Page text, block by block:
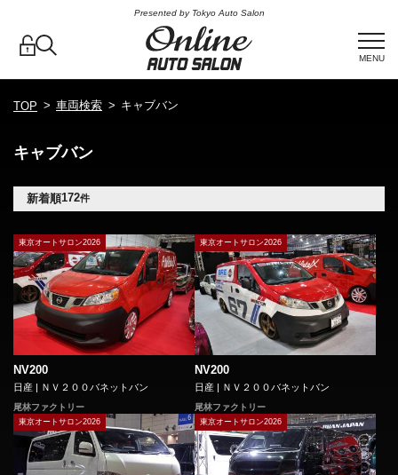
Presented by Tokyo Auto Salon
MENU
TOP 車両検索 キャブバン
キャブバン
新着順172件
東京オートサロン2026
NV200
日産 | ＮＶ２００バネットバン
尾林ファクトリー
東京オートサロン2026
NV200
日産 | ＮＶ２００バネットバン
尾林ファクトリー
東京オートサロン2026 東京オートサロン2026